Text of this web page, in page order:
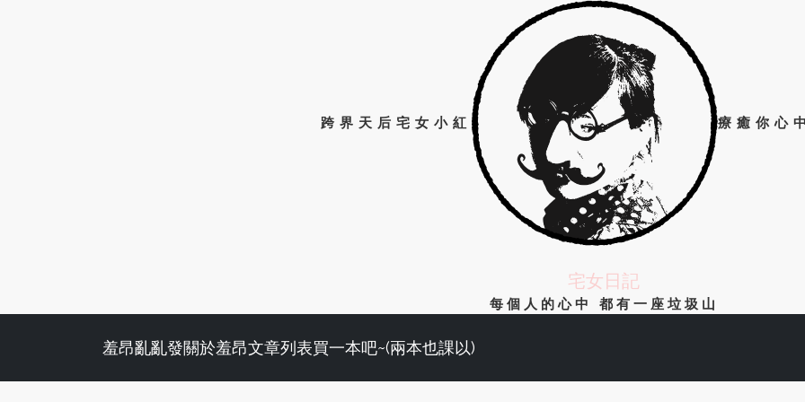
跨界天后宅女小紅 療癒你心
宅女日記
每個人的心中 都有一座垃圾山
羞昂亂亂發關於羞昂文章列表買一本吧~(兩本也課以)